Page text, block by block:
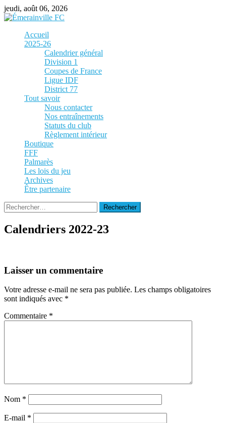
Skip
to
jeudi, août 06, 2026
Accueil
2025-26
Calendrier général
Division 1
Coupes de France
Ligue IDF
District 77
Tout savoir
Nous contacter
Nos entraînements
Statuts du club
Règlement intérieur
Boutique
FFF
Palmarès
Les lois du jeu
Archives
Être partenaire
Rechercher :
Calendriers 2022-23
Laisser un commentaire
Votre adresse e-mail ne sera pas publiée. Les champs obligatoires
sont indiqués avec *
Commentaire *
Nom *
E-mail *